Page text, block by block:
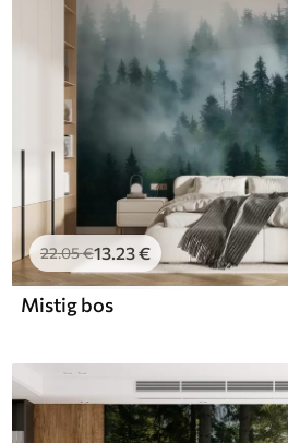
22.05€13.23€
Mistig bos